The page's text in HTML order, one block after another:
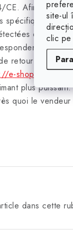
site-ul
clic
Afin de
spécifique, il est
de la
pas
retour garanti
e-
plus
quoi le
dans cette